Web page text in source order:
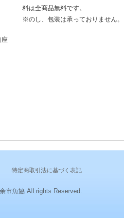
座
料は全商品無料です。
※のし、包装は承っておりません。
特定商取引法に基づく表記
市魚協 All rights Reserved.